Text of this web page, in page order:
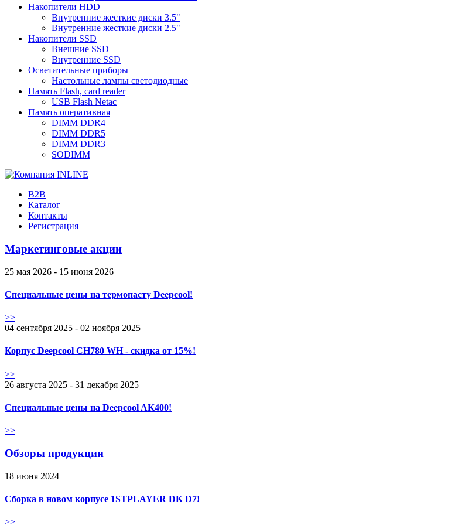
Накопители HDD
Внутренние жесткие диски 3.5"
Внутренние жесткие диски 2.5"
Накопители SSD
Внешние SSD
Внутренние SSD
Осветительные приборы
Настольные лампы светодиодные
Память Flash, card reader
USB Flash Netac
Память оперативная
DIMM DDR4
DIMM DDR5
DIMM DDR3
SODIMM
B2B
Каталог
Контакты
Регистрация
Маркетинговые акции
25 мая 2026 - 15 июня 2026
Специальные цены на термопасту Deepcool!
>>
04 сентября 2025 - 02 ноября 2025
Корпус Deepcool CH780 WH - скидка от 15%!
>>
26 августа 2025 - 31 декабря 2025
Специальные цены на Deepcool AK400!
>>
Обзоры продукции
18 июня 2024
Сборка в новом корпусе 1STPLAYER DK D7!
>>